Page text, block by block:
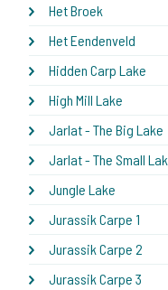
Het Broek
Het Eendenveld
Hidden Carp Lake
High Mill Lake
Jarlat - The Big Lake
Jarlat - The Small
Jungle Lake
Jurassik Carpe 1
Jurassik Carpe 2
Jurassik Carpe 3